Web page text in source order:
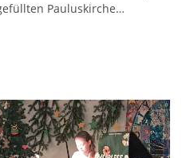
Pauluskirche…